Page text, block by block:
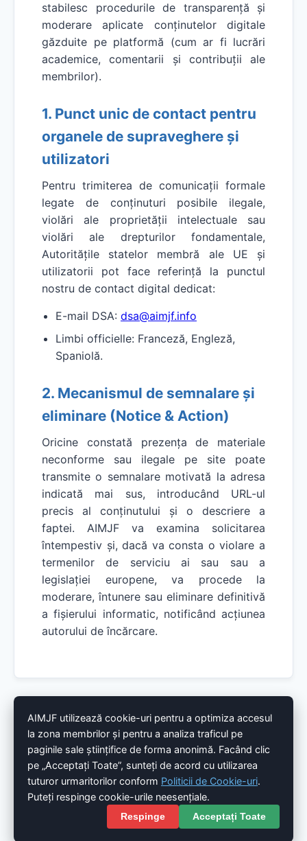
stabilesc procedurile de transparență și
moderare aplicate conținutelor digitale
găzduite pe platformă (cum ar fi lucrări
academice, comentarii și contribuții ale
membrilor).
1. Punct unic de contact pentru
organele de supraveghere și
utilizatori
Pentru trimiterea de comunicații formale
legate de conținuturi posibile ilegale,
violări ale proprietății intelectuale sau
violări ale drepturilor fondamentale,
Autoritățile statelor membră ale UE și
utilizatorii pot face referință la punctul
nostru de contact digital dedicat:
E-mail DSA: dsa@aimjf.info
Limbi officielle: Franceză, Engleză,
Spaniolă.
2. Mecanismul de semnalare și
eliminare (Notice & Action)
Oricine constată prezența de materiale
neconforme sau ilegale pe site poate
transmite o semnalare motivată la adresa
indicată mai sus, introducând URL-ul
precis al conținutului și o descriere a
faptei. AIMJF va examina solicitarea
întempestiv și, dacă va consta o violare a
termenilor de serviciu ai sau sau a
legislației europene, va procede la
moderare, întunere sau eliminare definitivă
a fișierului informatic, notificând acțiunea
autorului de încărcare.
Imprint
Politică de Confidențialitate
Politică de Cookie-uriRăspundereConformitate DSA
© 2026 Association Internationale des Magistrats de la
Jeunesse et de la Famille (AIMJF). Tous droits réservés.
AIMJF utilizează cookie-uri pentru a optimiza accesul
la zona membrilor și pentru a analiza traficul pe
paginile sale științifice de forma anonimă. Facând clic
pe „Acceptați Toate”, sunteți de acord cu utilizarea
tuturor urmaritorilor conform Politicii de Cookie-uri.
Puteți respinge cookie-urile neesențiale.
Respinge Acceptați Toate